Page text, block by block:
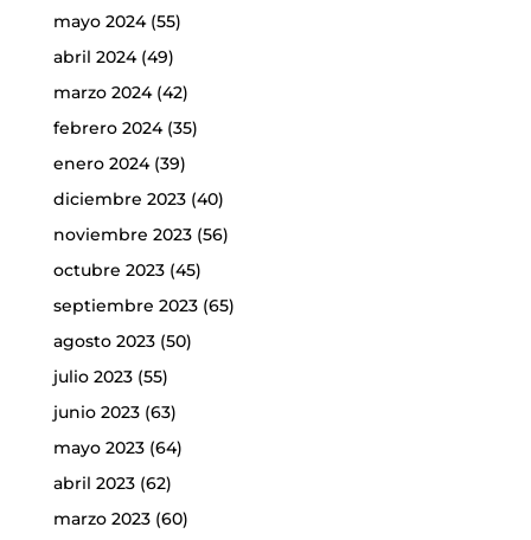
mayo 2024(55)
abril 2024(49)
marzo 2024(42)
febrero 2024(35)
enero 2024(39)
diciembre 2023(40)
noviembre 2023(56)
octubre 2023(45)
septiembre 2023(65)
agosto 2023(50)
julio 2023(55)
junio 2023(63)
mayo 2023(64)
abril 2023(62)
marzo 2023(60)